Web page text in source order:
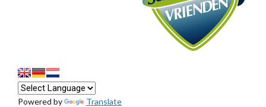
Powered by
Translate